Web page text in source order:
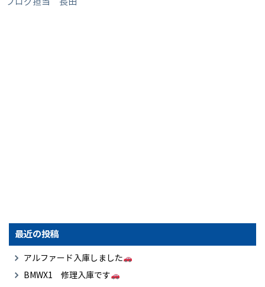
最近の投稿
アルファード入庫しました
BMWX1 修理入庫です